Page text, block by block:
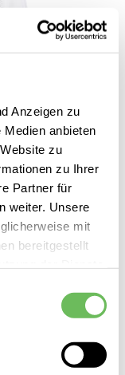
Anzeigen zu
anbieten
zu
zu Ihrer
Partner für
weiter. Unsere
mit
bereitgestellt